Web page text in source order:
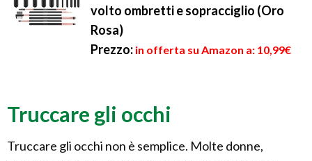
volto ombretti e sopracciglio (Oro
Rosa)
Prezzo: in offerta su Amazon a: 10,99€
Truccare gli occhi
Truccare gli occhi non è semplice. Molte donne,